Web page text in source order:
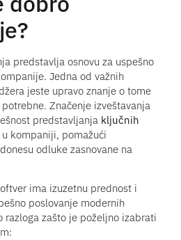
predstavlja osnovu za uspešno
Jedna od važnih
jeste upravo znanje o tome
Značenje izveštavanja
predstavljanja ključnih
kompaniji, pomažući
odluke zasnovane na
ima izuzetnu prednost i
poslovanje modernih
razloga zašto je poželjno izabrati